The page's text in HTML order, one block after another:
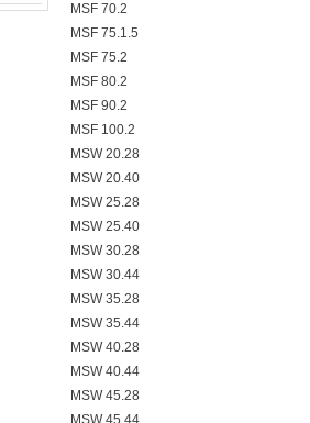
MSF 70.2
MSF 75.1.5
MSF 75.2
MSF 80.2
MSF 90.2
MSF 100.2
MSW 20.28
MSW 20.40
MSW 25.28
MSW 25.40
MSW 30.28
MSW 30.44
MSW 35.28
MSW 35.44
MSW 40.28
MSW 40.44
MSW 45.28
MSW 45.44